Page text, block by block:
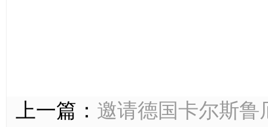
上一篇： 邀请德国卡尔斯鲁